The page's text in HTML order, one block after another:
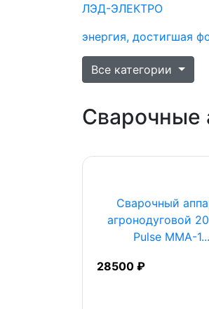
ЛЭД-ЭЛЕКТРО
энергия, достигшая
Все категории
Сварочные
Сварочный
агронодуговой
Pulse MMA-1...
28500 ₽